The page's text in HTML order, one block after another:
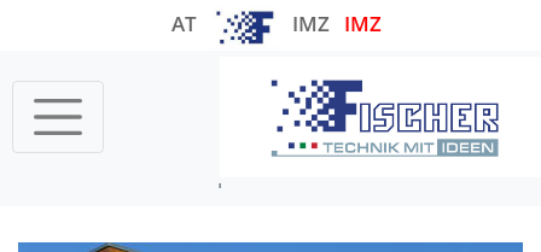
AT IMZ IMZ